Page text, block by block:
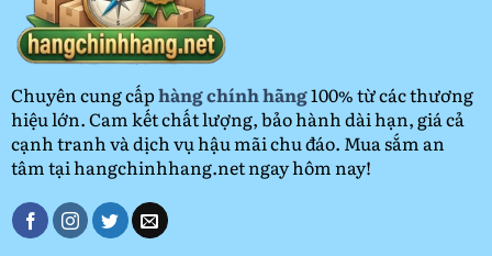
Chuyên cung cấphàng chính hãng100% từ các thương
hiệu lớn. Cam kết chất lượng, bảo hành dài hạn, giá cả
cạnh tranh và dịch vụ hậu mãi chu đáo. Mua sắm an
tâm tại hangchinhhang.net ngay hôm nay!